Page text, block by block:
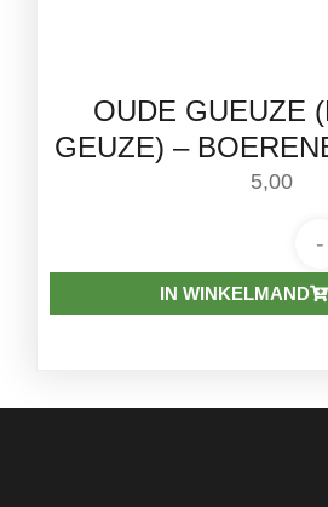
OUDE GUEUZE
GEUZE) –
5,00
-
IN WINKELMAND